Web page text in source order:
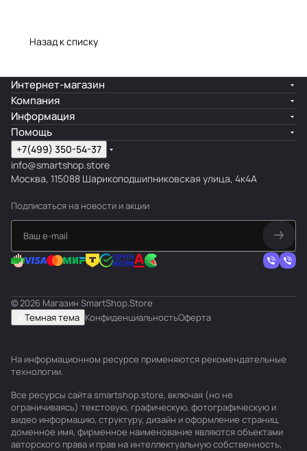
Назад к списку
Интернет-магазин
Компания
Информация
Помощь
+7(499) 350-54-37
info@smartshop.store
Москва, 115088 Шарикоподшипниковская улица, 4к4А
Подписаться на новости и акции
© 2026 Магазин SmartShop.Store
Темная тема КонфиденциальностьОферта
На информационном ресурсе применяются рекомендательные
технологии.
Все ресурсы сайта smartshop.store, включая (но не
ограничиваясь) текстовую, графическую, фотографическую и
видео информацию, структуру, дизайн и оформление страниц,
доменное имя, фирменное наименование являются объектами
авторского права и прав на интеллектуальную собственность,